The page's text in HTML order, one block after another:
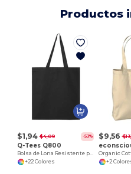
Productos
$1,94 $4,09 -53%
Q-Tees Q800
+22 Colores
$9,56
+2